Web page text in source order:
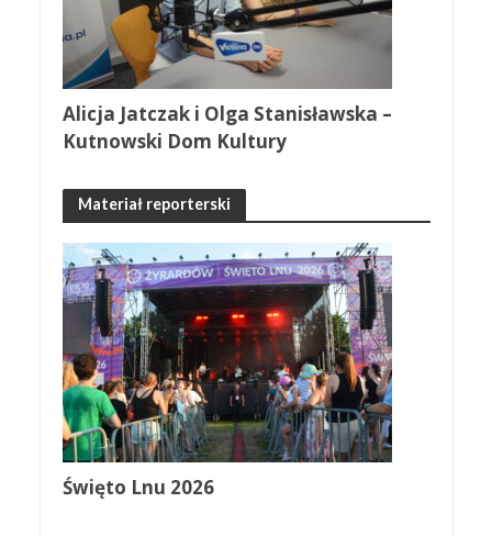
Alicja Jatczak i Olga Stanisławska –
Kutnowski Dom Kultury
Materiał reporterski
Święto Lnu 2026